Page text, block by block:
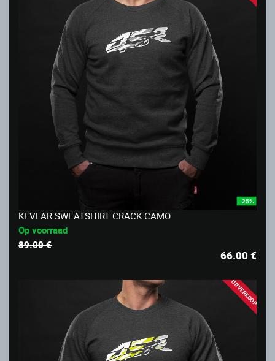
-25%
KEVLAR SWEATSHIRT CRACK CAMO
Op voorraad
89.00 €
66.00€
UITVERKOOP